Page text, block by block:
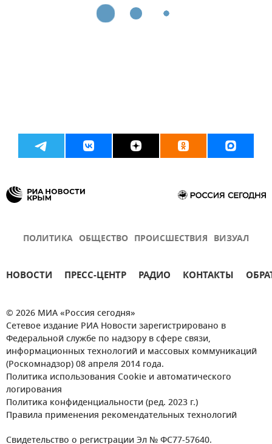
ПОЛИТИКА ОБЩЕСТВО ПРОИСШЕСТВИЯ ВИЗУАЛ
НОВОСТИ ПРЕСС-ЦЕНТР РАДИО КОНТАКТЫ
© 2026 МИА «Россия сегодня»
Сетевое издание РИА Новости зарегистрировано в
Федеральной службе по надзору в сфере связи,
информационных технологий и массовых коммуникаций
(Роскомнадзор) 08 апреля 2014 года.
Политика использования Cookie и автоматического
логирования
Политика конфиденциальности (ред. 2023 г.)
Правила применения рекомендательных технологий
Свидетельство о регистрации Эл № ФС77-57640.